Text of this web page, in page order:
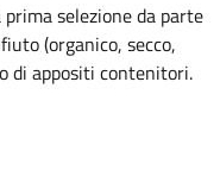
selezione da parte
(organico, secco,
di appositi contenitori.